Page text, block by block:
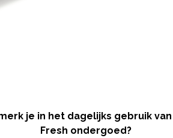
je in het dagelijks gebruik van
Fresh ondergoed?